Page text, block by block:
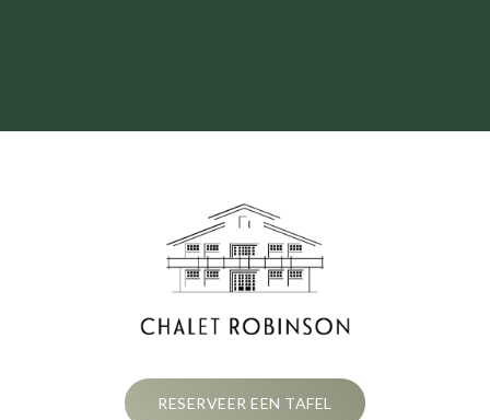
RESERVEER EEN TAFEL